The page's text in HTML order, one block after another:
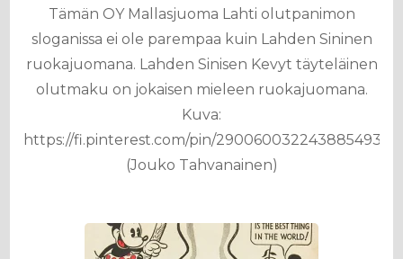
Tämän OY Mallasjuoma Lahti olutpanimon
sloganissa ei ole parempaa kuin Lahden Sininen
ruokajuomana. Lahden Sinisen Kevyt täyteläinen
olutmaku on jokaisen mieleen ruokajuomana.
Kuva:
https://fi.pinterest.com/pin/290060032243885493/
(Jouko Tahvanainen)